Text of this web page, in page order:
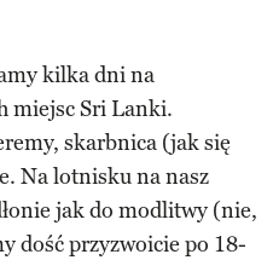
kilka dni na
miejsc Sri Lanki.
skarbnica (jak się
Na lotnisku na nasz
jak do modlitwy (nie,
dość przyzwoicie po 18-